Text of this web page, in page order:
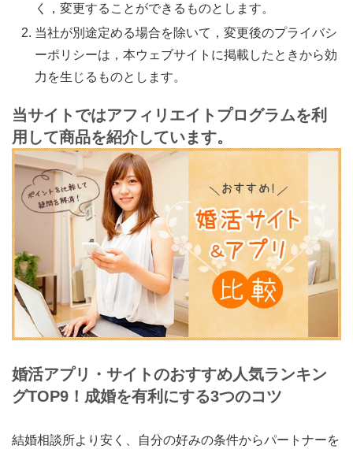
く，変更することができるものとします。
当社が別途定める場合を除いて，変更後のプライバシ
ーポリシーは，本ウェブサイトに掲載したときから効
力を生じるものとします。
当サイトではアフィリエイトプログラムを利
用して商品を紹介しています。
婚活アプリ・サイトのおすすめ人気ランキン
グTOP9！成婚を有利にする3つのコツ
結婚相談所より安く、自分の好みの条件からパートナーを